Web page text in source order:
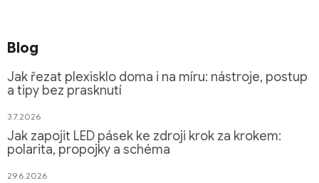
Blog
Jak řezat plexisklo doma i na míru: nástroje, postup
a tipy bez prasknutí
3.7.2026
Jak zapojit LED pásek ke zdroji krok za krokem:
polarita, propojky a schéma
29.6.2026